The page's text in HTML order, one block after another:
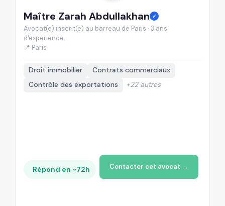
Maître Zarah Abdullakhan ✓
Avocat(e) inscrit(e) au barreau de Paris · 3 ans
d'experience.
📍 Paris
Droit immobilier
Contrats commerciaux
Contrôle des exportations
+22 autres
Répond en ~72h Contacter cet avocat →